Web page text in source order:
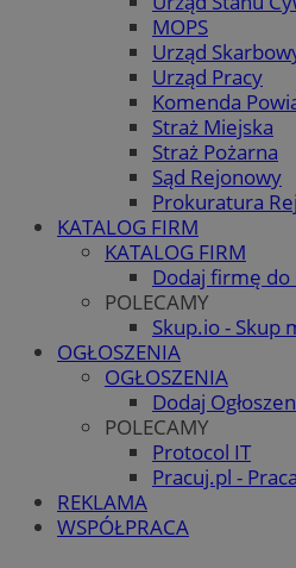
MOPS
Urząd
Urząd Pracy
Komenda
Straż Miejska
Straż Pożarna
Sąd Rejonowy
Prokuratura
KATALOG FIRM
KATALOG FIRM
Dodaj firmę do
POLECAMY
Skup.io - Skup
OGŁOSZENIA
OGŁOSZENIA
Dodaj
POLECAMY
Protocol IT
Pracuj.pl -
REKLAMA
WSPÓŁPRACA